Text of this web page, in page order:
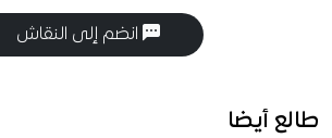
انضم إلى النقاش
طالع أيضا